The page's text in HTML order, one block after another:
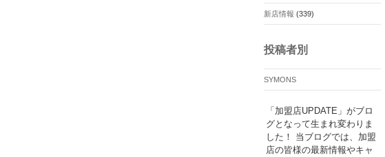
新店情報 (339)
投稿者別
SYMONS
「加盟店UPDATE」がブロ
グとなって生まれ変わりま
した！ 当ブログでは、加盟
店の皆様の最新情報やキャ